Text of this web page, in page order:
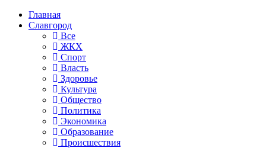
Главная
Славгород
Все
ЖКХ
Спорт
Власть
Здоровье
Культура
Общество
Политика
Экономика
Образование
Происшествия